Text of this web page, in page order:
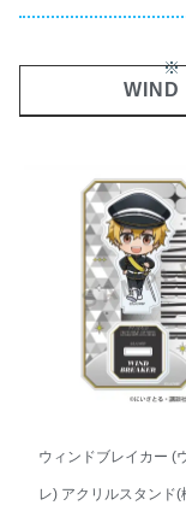
※
WIND
ウィンドブレイカー (
レ) アクリルスタンド(